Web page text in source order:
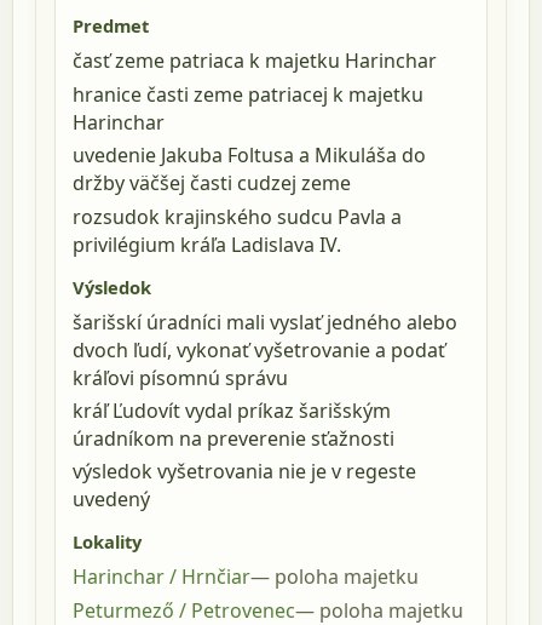
Predmet
časť zeme patriaca k majetku Harinchar
hranice časti zeme patriacej k majetku
Harinchar
uvedenie Jakuba Foltusa a Mikuláša do
držby väčšej časti cudzej zeme
rozsudok krajinského sudcu Pavla a
privilégium kráľa Ladislava IV.
Výsledok
šarišskí úradníci mali vyslať jedného alebo
dvoch ľudí, vykonať vyšetrovanie a podať
kráľovi písomnú správu
kráľ Ľudovít vydal príkaz šarišským
úradníkom na preverenie sťažnosti
výsledok vyšetrovania nie je v regeste
uvedený
Lokality
Harinchar / Hrnčiar
poloha majetku
Peturmező / Petrovenec
poloha majetku